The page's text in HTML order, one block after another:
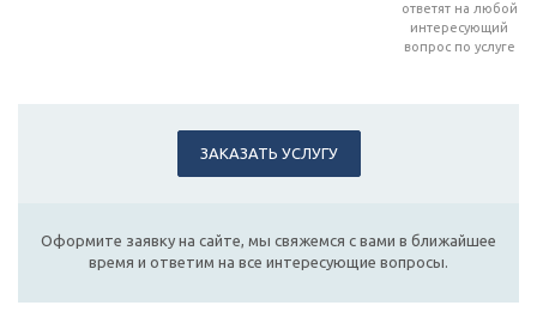
ответят на любой
интересующий
вопрос по услуге
ЗАКАЗАТЬ УСЛУГУ
Оформите заявку на сайте, мы свяжемся с вами в ближайшее
время и ответим на все интересующие вопросы.